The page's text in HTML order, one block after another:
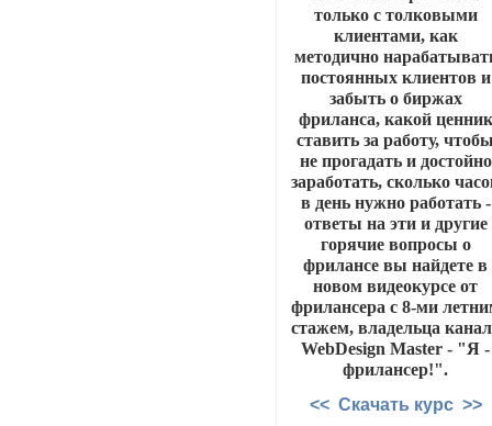
только с толковыми
клиентами, как
методично
постоянных клиентов и
забыть о биржах
фриланса, какой ценник
ставить за работу,
не прогадать и достойно
заработать, сколько
в день нужно работать -
ответы на эти и другие
горячие вопросы о
фрилансе вы найдете в
новом видеокурсе от
фрилансера с 8-ми
стажем, владельца
WebDesign Master - "Я -
фрилансер!".
<< Скачать курс >>